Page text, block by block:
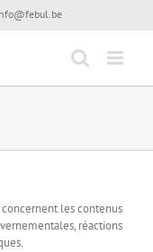
les contenus
réactions